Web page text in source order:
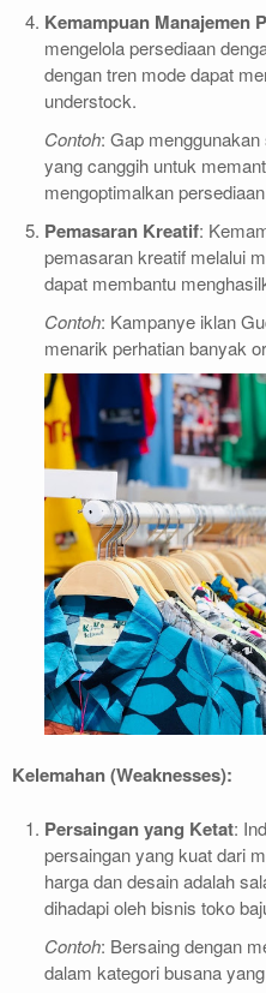
Kemampuan Manajemen
mengelola persediaan
dengan tren mode dapat
understock.
Contoh: Gap
yang canggih untuk
mengoptimalkan
Pemasaran Kreatif:
pemasaran kreatif melalui
dapat membantu
Contoh: Kampanye iklan
menarik perhatian banyak
Kelemahan (Weaknesses):
Persaingan yang Ketat:
persaingan yang kuat dari
harga dan desain adalah
dihadapi oleh bisnis toko
Contoh: Bersaing dengan
dalam kategori busana